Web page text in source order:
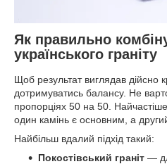
Як правильно
українського граніту
Щоб результат виглядав дійсно
дотримуватись балансу. Не
пропорціях 50 на 50.
один камінь є основним, а
Найбільш вдалий підхід такий:
Покостівський граніт —